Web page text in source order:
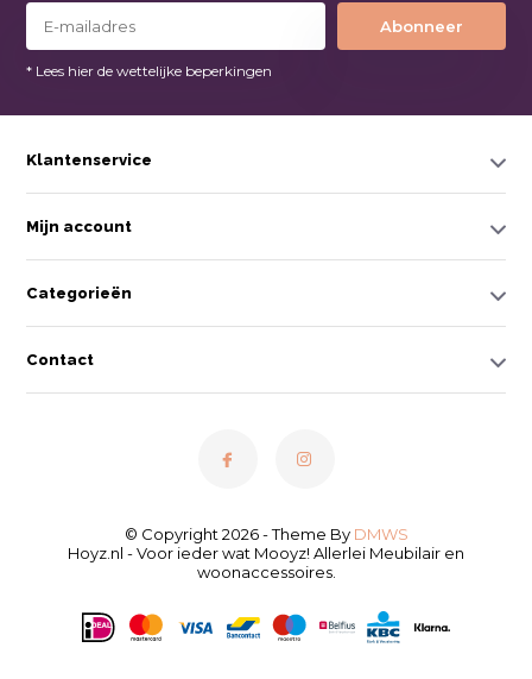
Abonneer
* Lees hier de wettelijke beperkingen
Klantenservice
Mijn account
Categorieën
Contact
© Copyright 2026 - Theme By DMWS
Hoyz.nl - Voor ieder wat Mooyz! Allerlei Meubilair en
woonaccessoires.